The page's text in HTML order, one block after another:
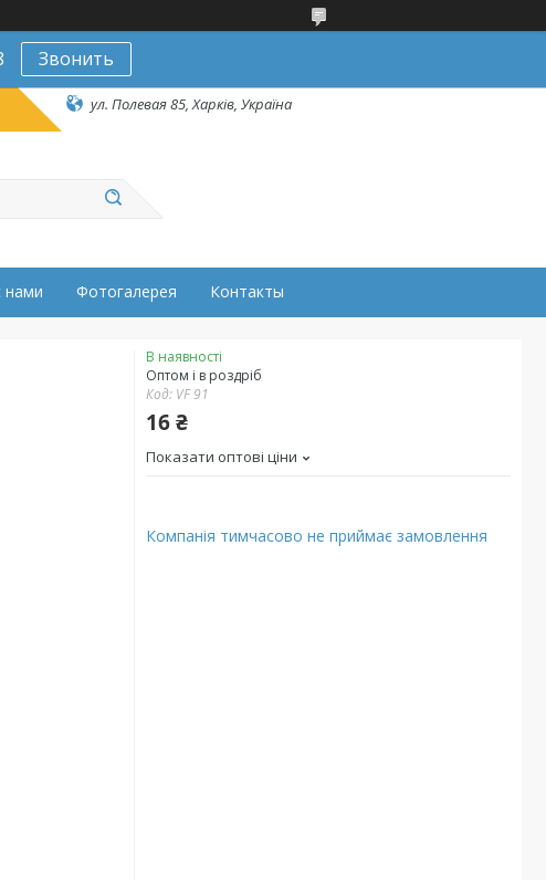
Звонить
ул. Полевая 85, Харків, Україна
нами Фотогалерея Контакты
В наявності
Оптом і в роздріб
Код: VF 91
16 ₴
Показати оптові ціни
Компанія тимчасово не приймає замовлення